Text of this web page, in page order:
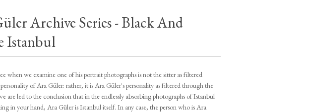
Archive Series - Black And
Istanbul
when we examine one of his portrait photographs is not the sitter as filtered
of Ara Güler: rather, it is Ara Güler's personality as filtered through the
are led to the conclusion that in the endlessly absorbing photographs of Istanbul
in your hand, Ara Güler is Istanbul itself. In any case, the person who is Ara